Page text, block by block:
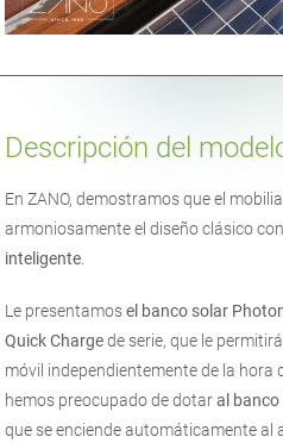
Descripción del
En ZANO, demostramos que el
armoniosamente el diseño clásico
inteligente
Le presentamosel banco solar
Quick Chargede serie, que le
móvil independientemente de la hora
hemos preocupado de dotaral banco
que se enciende automáticamente al